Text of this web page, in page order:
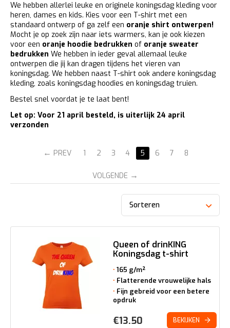
We hebben allerlei leuke en originele koningsdag kleding voor
heren, dames en kids. Kies voor een T-shirt met een
standaard ontwerp of ga zelf een oranje shirt ontwerpen!
Mocht je op zoek zijn naar iets warmers, kan je ook kiezen
voor een oranje hoodie bedrukken of oranje sweater
bedrukken We hebben in ieder geval allemaal leuke
ontwerpen die jij kan dragen tijdens het vieren van
koningsdag. We hebben naast T-shirt ook andere koningsdag
kleding, zoals koningsdag hoodies en koningsdag truien.
Bestel snel voordat je te laat bent!
Let op: Voor 21 april besteld, is uiterlijk 24 april
verzonden
PREV 1 2 3 4 5 6 7 8
VOLGENDE
Sorteren
Queen of drinKING
Koningsdag t-shirt
165 g/m²
Flatterende vrouwelijke hals
Fijn gebreid voor een betere
opdruk
€13.50 BEKIJKEN